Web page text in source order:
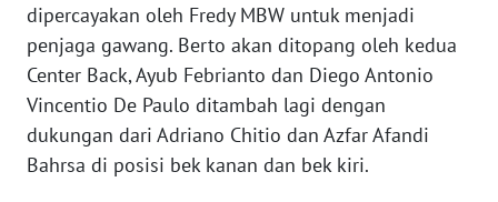
dipercayakan oleh Fredy MBW untuk menjadi
penjaga gawang. Berto akan ditopang oleh kedua
Center Back, Ayub Febrianto dan Diego Antonio
Vincentio De Paulo ditambah lagi dengan
dukungan dari Adriano Chitio dan Azfar Afandi
Bahrsa di posisi bek kanan dan bek kiri.
PAPUA
BARAT
WN
RIAU